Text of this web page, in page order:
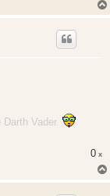
Vader.
0 x